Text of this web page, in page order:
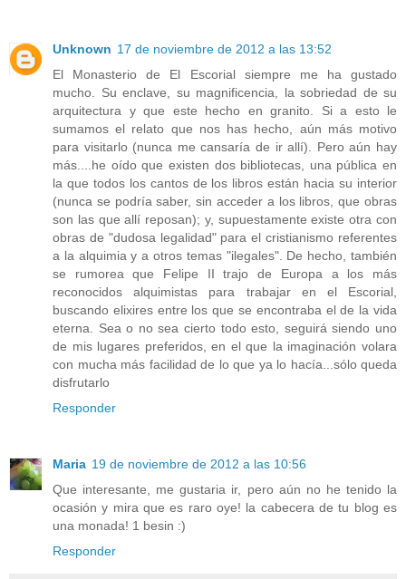
Unknown 17 de noviembre de 2012 a las 13:52
El Monasterio de El Escorial siempre me ha gustado
mucho. Su enclave, su magnificencia, la sobriedad de su
arquitectura y que este hecho en granito. Si a esto le
sumamos el relato que nos has hecho, aún más motivo
para visitarlo (nunca me cansaría de ir allí). Pero aún hay
más....he oído que existen dos bibliotecas, una pública en
la que todos los cantos de los libros están hacia su interior
(nunca se podría saber, sin acceder a los libros, que obras
son las que allí reposan); y, supuestamente existe otra con
obras de "dudosa legalidad" para el cristianismo referentes
a la alquimia y a otros temas "ilegales". De hecho, también
se rumorea que Felipe II trajo de Europa a los más
reconocidos alquimistas para trabajar en el Escorial,
buscando elixires entre los que se encontraba el de la vida
eterna. Sea o no sea cierto todo esto, seguirá siendo uno
de mis lugares preferidos, en el que la imaginación volara
con mucha más facilidad de lo que ya lo hacía...sólo queda
disfrutarlo
Responder
Maria 19 de noviembre de 2012 a las 10:56
Que interesante, me gustaria ir, pero aún no he tenido la
ocasión y mira que es raro oye! la cabecera de tu blog es
una monada! 1 besin :)
Responder